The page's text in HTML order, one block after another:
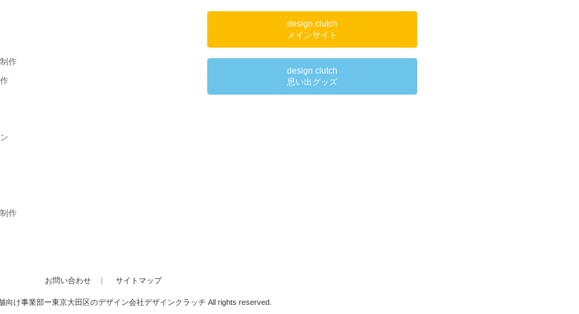
作
作
design clutch
メインサイト
design clutch
思い出グッズ
お問い合わせ サイトマップ
向け事業部ー東京大田区のデザイン会社デザインクラッチ All rights reserved.